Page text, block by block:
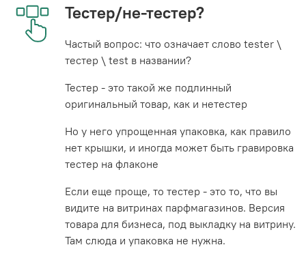
Тестер/не-тестер?
Частый вопрос: что означает слово tester \
тестер \ test в названии?
Тестер - это такой же подлинный
оригинальный товар, как и нетестер
Но у него упрощенная упаковка, как правило
нет крышки, и иногда может быть гравировка
тестер на флаконе
Если еще проще, то тестер - это то, что вы
видите на витринах парфмагазинов. Версия
товара для бизнеса, под выкладку на витрину.
Там слюда и упаковка не нужна.